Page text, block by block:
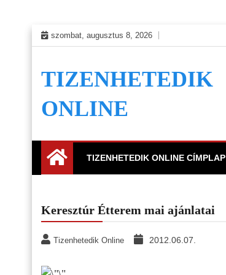
Skip
to
szombat, augusztus 8, 2026
TIZENHETEDIK
ONLINE
TIZENHETEDIK ONLINE CÍMPLAP
Keresztúr Étterem mai ajánlatai
Tizenhetedik Online 2012.06.07.